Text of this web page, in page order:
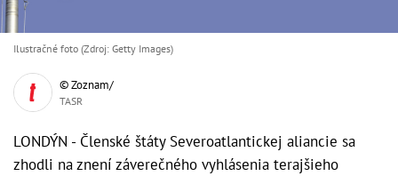
Ilustračné foto (Zdroj: Getty Images)
© Zoznam/
TASR
LONDÝN - Členské štáty Severoatlantickej aliancie sa
zhodli na znení záverečného vyhlásenia terajšieho